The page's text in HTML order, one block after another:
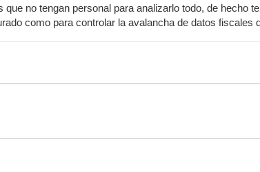
no tengan personal para analizarlo todo, de hecho
como para controlar la avalancha de datos fiscales